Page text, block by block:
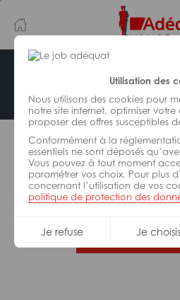
Utilisation des
Nous utilisons des cookies pour
notre site internet, optimiser
proposer des offres susceptibles
Conformément à la
essentiels ne sont déposés
Vous pouvez à tout moment
paramétrer vos choix. Pour plus
concernant l’utilisation de vos
politique de protection des
Je refuse Je choisis
au
contenu
principal
navigation
Offre indisponible
L’offre d’emploi que vous
plus
De nombreuses autres
correspondre, consultez
Trouvez votre job